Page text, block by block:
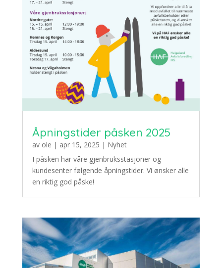
Åpningstider påsken 2025
av ole | apr 15, 2025 | Nyhet
I påsken har våre gjenbruksstasjoner og
kundesenter følgende åpningstider. Vi ønsker alle
en riktig god påske!